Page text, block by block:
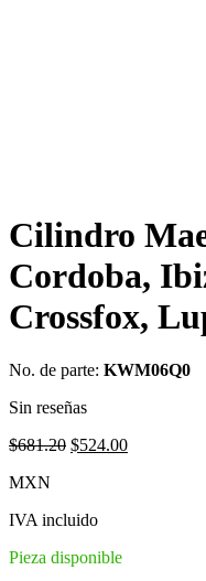
Cilindro
Cordoba,
Crossfox,
No. de parte: KWM06Q0
Sin reseñas
$681.20 Original
$524.00Current
MXN
IVA incluido
Pieza disponible